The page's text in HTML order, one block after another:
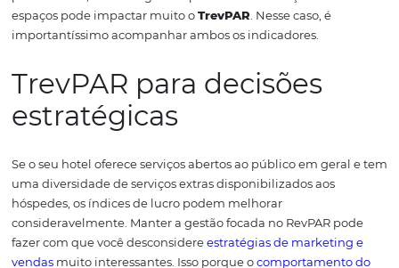
O melhor indicador de
performance para seu
hotel
De fato, não há uma concorrência entre os dois